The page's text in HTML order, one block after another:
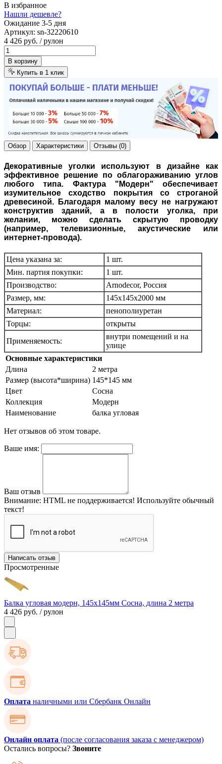
В избранное
Нашли дешевле?
Ожидание 3-5 дня
Артикул: sn-32220610
4 426 руб. / рулон
В корзину
Купить в 1 клик
Обзор Характеристики Отзывы (0)
Декоративные уголки используют в дизайне как
эффективное решение по облагораживанию углов
любого типа. Фактура "Модерн" обеспечивает
изумительное сходство покрытия со строганой
древесиной. Благодаря малому весу не нагружают
конструктив зданий, а в полости уголка, при
желании, можно сделать скрытую проводку
(например, телевизионные, акустические или
интернет-провода).
Цена указана за:
1 шт.
Мин. партия покупки:
1 шт.
Производство:
Arnodecor, Россия
Размер, мм:
145х145х2000 мм
Материал:
пенополиуретан
Торцы:
открыты
Применяемость:
внутри помещений и на
улице
Основные характеристики
Длина
2 метра
Размер (высота*ширина) 145*145 мм
Цвет
Сосна
Коллекция
Модерн
Наименование
балка угловая
Нет отзывов об этом товаре.
Ваше имя:
Ваш отзыв
Внимание: HTML не поддерживается! Используйте обычный
текст!
Написать отзыв
Просмотренные
Балка угловая модерн, 145х145мм Сосна, длина 2 метра
4 426 руб. / рулон
Оплата наличными или Сбербанк Онлайн
Онлайн оплата (после согласования заказа с менеджером)
Остались вопросы? Звоните